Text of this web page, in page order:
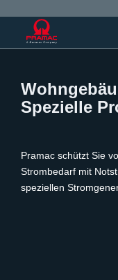
Spezielle
Pramac schützt Sie
Strombedarf mit
speziellen